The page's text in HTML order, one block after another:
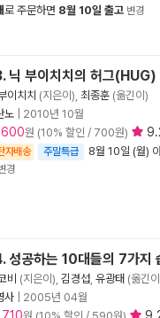
로 주문하면 8월 10일 출고 변경
닉 부이치치의 허그(HUG)
이치치 (지은이), 최종훈 (옮긴이)
노
2010년 10월
원 (10% 할인 / 700원)
자배송 주말특급 8월 10일 (월)
경
성공하는 10대들의 7가지
비 (지은이), 김경섭 유광태 (옮긴
사
2005년 04월